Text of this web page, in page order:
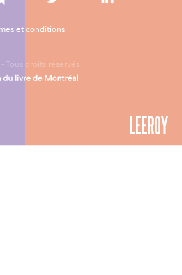
Tous droits réservés
et conditions